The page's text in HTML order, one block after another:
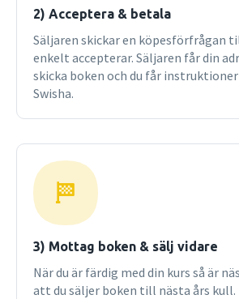
2) Acceptera & betala
Säljaren skickar en köpesförfrågan
enkelt accepterar. Säljaren får din
skicka boken och du får instruktioner
Swisha.
3) Mottag boken & sälj vidare
När du är färdig med din kurs så är
att du säljer boken till nästa års kull.